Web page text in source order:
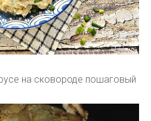
на сковороде пошаговый